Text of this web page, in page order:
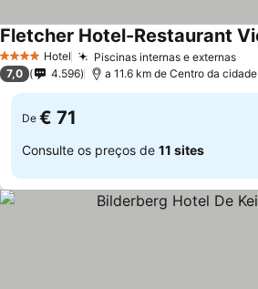
4 EstrelasHotel Piscinas internas e externas
7,0 4.596 a 11.6 km de Centro da cidade
De € 71
Consulte os preços de 11 sites